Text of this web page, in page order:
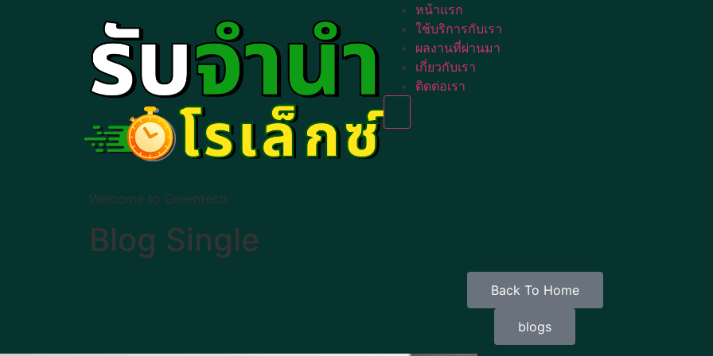
หน้าแรก
ใช้บริการกับเรา
ผลงานที่ผ่านมา
เกี่ยวกับเรา
ติดต่อเรา
Welcome to Greentech
Blog Single
Back To Home
blogs